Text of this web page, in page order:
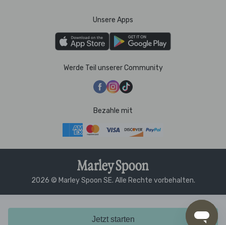
Jetzt starten
Unsere Apps
Werde Teil unserer Community
Bezahle mit
2026 © Marley Spoon SE. Alle Rechte vorbehalten.